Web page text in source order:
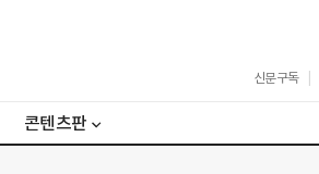
신문구독
콘텐츠판